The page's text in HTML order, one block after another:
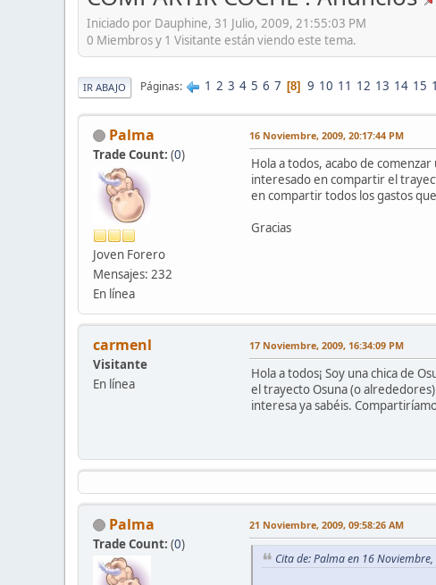
Iniciado por Dauphine, 31 Julio, 2009, 21:55:03 PM
0 Miembros y 1 Visitante están viendo este tema.
IR ABAJO Páginas 1 2 3 4 5 6 7 8 9 10 11 12 13 14 15
Palma
Trade Count: (0)
Joven Forero
Mensajes: 232
En línea
16 Noviembre, 2009, 20:17:44 PM
Hola a todos, acabo de
interesado en compartir el
en compartir todos los gastos
Gracias
carmenl
Visitante
En línea
17 Noviembre, 2009, 16:34:09 PM
Hola a todos¡ Soy una chica de
el trayecto Osuna (o
interesa ya sabéis.
Palma
Trade Count: (0)
21 Noviembre, 2009, 09:58:26 AM
Cita de: Palma en 16